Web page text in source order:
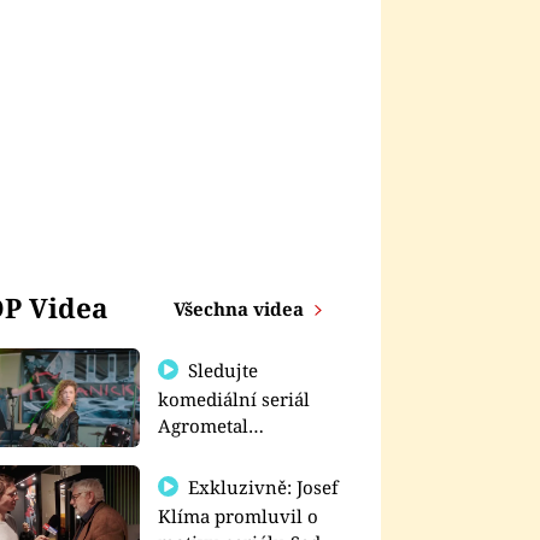
Videa Všechna videa
Sledujte
komediální seriál
Agrometal
prima+
Exkluzivně: Josef
Klíma promluvil o